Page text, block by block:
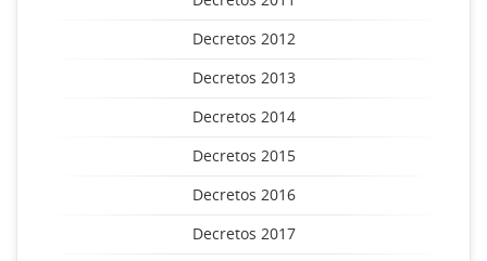
Decretos 2012
Decretos 2013
Decretos 2014
Decretos 2015
Decretos 2016
Decretos 2017